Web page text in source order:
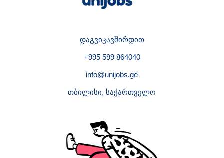
დაგვიკავშირდით
+995 599 864040
info@unijobs.ge
თბილისი, საქართველო